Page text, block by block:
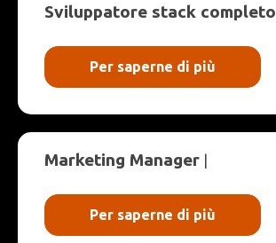
Sviluppatore stack completo
Per saperne di più
Marketing Manager
Per saperne di più